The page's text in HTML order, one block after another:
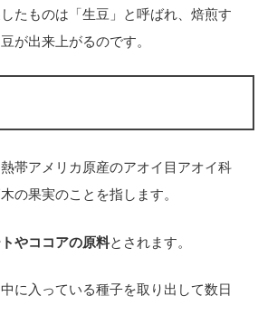
たものは「生豆」と呼ばれ、焙煎す
が出来上がるのです。
帯アメリカ原産のアオイ目アオイ科
の果実のことを指します。
やココアの原料とされます。
に入っている種子を取り出して数日